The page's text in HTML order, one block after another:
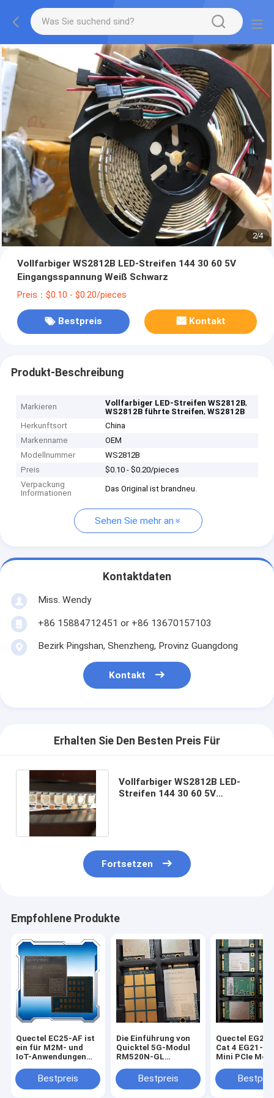
2/4
Vollfarbiger WS2812B LED-Streifen 144 30 60 5V
Eingangsspannung Weiß Schwarz
Preis：$0.10 - $0.20/pieces
Bestpreis Kontakt
Produkt-Beschreibung
Markieren Vollfarbiger LED-Streifen WS2812B,
WS2812B führte Streifen,WS2812B
Herkunftsort
China
Markenname
OEM
Modellnummer
WS2812B
Preis
$0.10 - $0.20/pieces
Verpackung
Informationen
Das Original ist brandneu.
Sehen Sie mehr an
Kontaktdaten
Miss. Wendy
+86 15884712451 or +86 13670157103
Bezirk Pingshan, Shenzheng, Provinz Guangdong
Kontakt
Erhalten Sie Den Besten Preis Für
Vollfarbiger WS2812B LED-
Streifen 144 30 60 5V
Fortsetzen
Empfohlene Produkte
Quectel EC25-AF ist
ein für M2M- und
IoT-Anwendungen
4-Modul, das
maximale
Bestpreis
Die Einführung von
Quicktel 5G-Modul
RM520N-GL
RM530N-GL
RM510Q-GL
Bestpreis
Quectel EG25-
Cat 4 EG21-G
Mini PCIe
GGB mit
M2M- und IoT-